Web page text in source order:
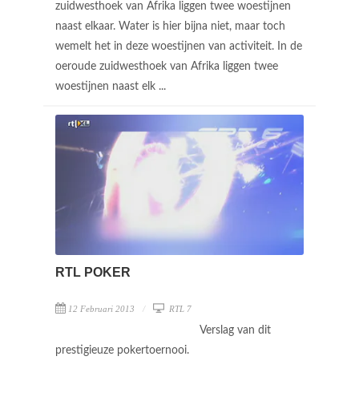
zuidwesthoek van Afrika liggen twee woestijnen
naast elkaar. Water is hier bijna niet, maar toch
wemelt het in deze woestijnen van activiteit. In de
oeroude zuidwesthoek van Afrika liggen twee
woestijnen naast elk ...
RTL POKER
12 Februari 2013 RTL 7
Verslag van dit
prestigieuze pokertoernooi.